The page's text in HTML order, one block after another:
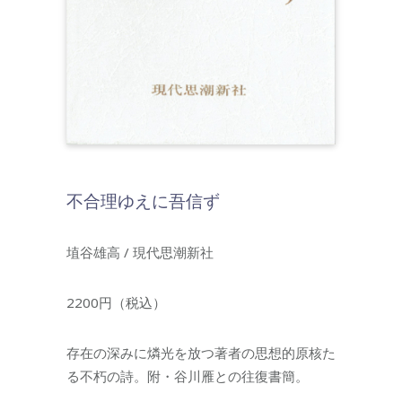
不合理ゆえに吾信ず
埴谷雄高 / 現代思潮新社
2200円（税込）
存在の深みに燐光を放つ著者の思想的原核た
る不朽の詩。附・谷川雁との往復書簡。